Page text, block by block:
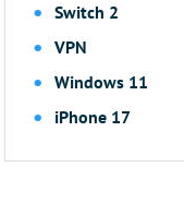
Switch 2
VPN
Windows 11
iPhone 17